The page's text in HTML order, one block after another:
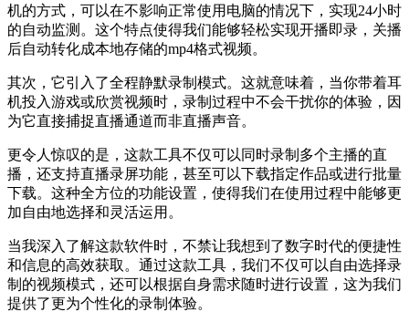
机的方式，可以在不影响正常使用电脑的情况下，实现24小时
的自动监测。这个特点使得我们能够轻松实现开播即录，关播
后自动转化成本地存储的mp4格式视频。
其次，它引入了全程静默录制模式。这就意味着，当你带着耳
机投入游戏或欣赏视频时，录制过程中不会干扰你的体验，因
为它直接捕捉直播通道而非直播声音。
更令人惊叹的是，这款工具不仅可以同时录制多个主播的直
播，还支持直播录屏功能，甚至可以下载指定作品或进行批量
下载。这种全方位的功能设置，使得我们在使用过程中能够更
加自由地选择和灵活运用。
当我深入了解这款软件时，不禁让我想到了数字时代的便捷性
和信息的高效获取。通过这款工具，我们不仅可以自由选择录
制的视频模式，还可以根据自身需求随时进行设置，这为我们
提供了更为个性化的录制体验。